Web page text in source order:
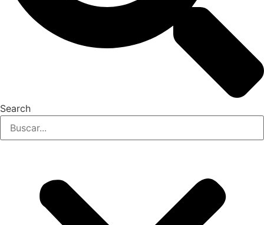
Search